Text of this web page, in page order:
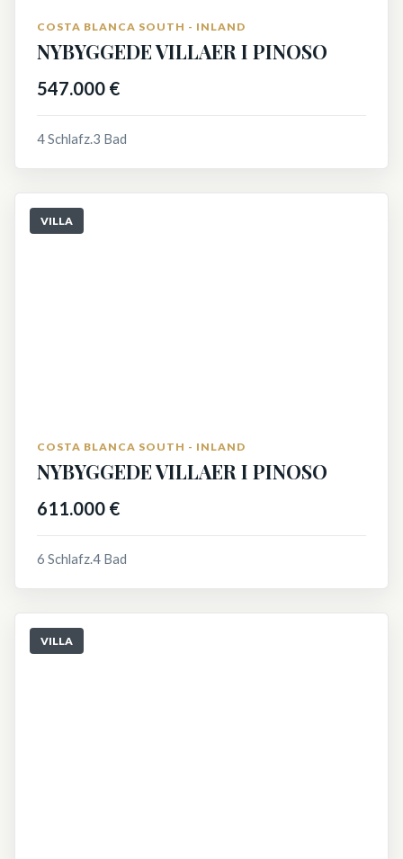
COSTA BLANCA SOUTH - INLAND
NYBYGGEDE VILLAER I PINOSO
547.000 €
4 Schlafz.3 Bad
VILLA
COSTA BLANCA SOUTH - INLAND
NYBYGGEDE VILLAER I PINOSO
611.000 €
6 Schlafz.4 Bad
VILLA